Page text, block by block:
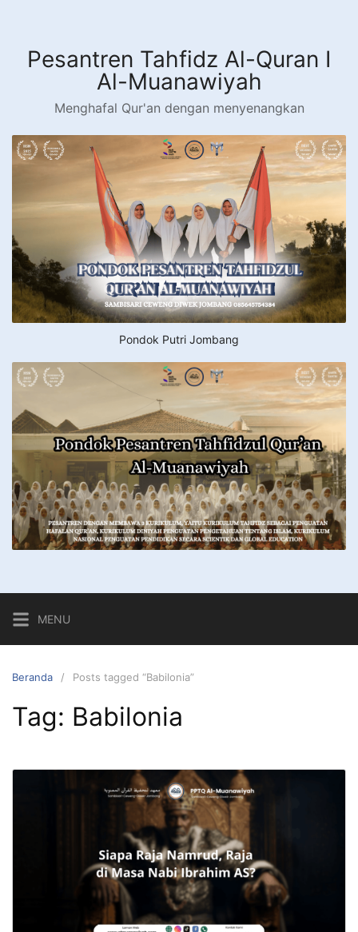
kontenPesantren Tahfidz Al-Quran I
Al-Muanawiyah
Menghafal Qur'an dengan menyenangkan
Pondok Putri Jombang
MENU
Beranda Posts tagged “Babilonia”
Tag: Babilonia